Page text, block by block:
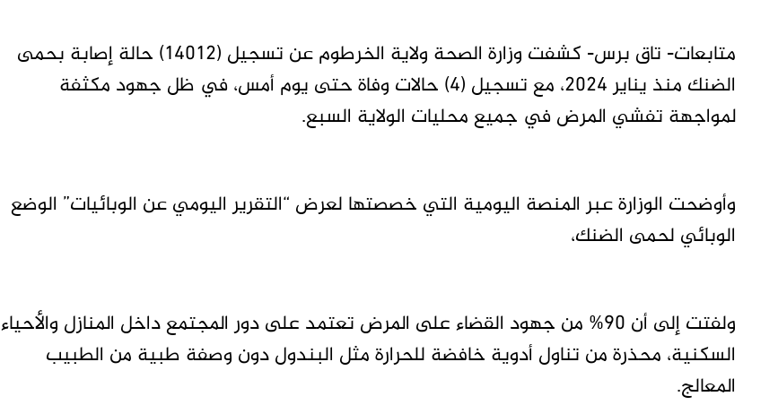
متابعات- تاق برس- كشفت وزارة الصحة ولاية الخرطوم عن تسجيل (14012) حالة إصابة بحمى
الضنك منذ يناير 2024، مع تسجيل (4) حالات وفاة حتى يوم أمس، في ظل جهود مكثفة
لمواجهة تفشي المرض في جميع محليات الولاية السبع.
وأوضحت الوزارة عبر المنصة اليومية التي خصصتها لعرض “التقرير اليومي عن الوبائيات” الوضع
الوبائي لحمى الضنك،
ولفتت إلى أن 90% من جهود القضاء على المرض تعتمد على دور المجتمع داخل المنازل والأحياء
السكنية، محذرة من تناول أدوية خافضة للحرارة مثل البندول دون وصفة طبية من الطبيب
المعالج.